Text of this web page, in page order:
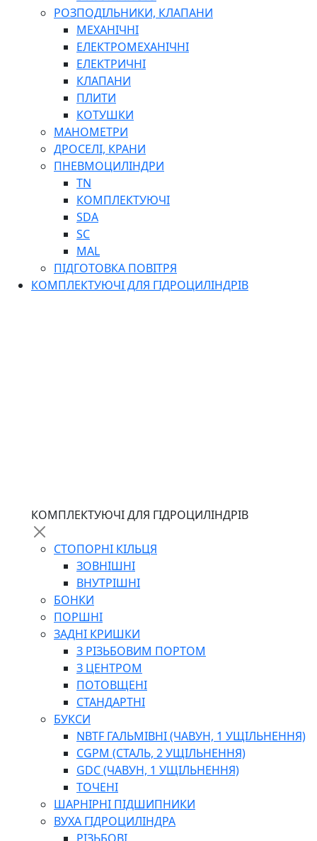
РОЗПОДІЛЬНИКИ, КЛАПАНИ
МЕХАНІЧНІ
ЕЛЕКТРОМЕХАНІЧНІ
ЕЛЕКТРИЧНІ
КЛАПАНИ
ПЛИТИ
КОТУШКИ
МАНОМЕТРИ
ДРОСЕЛІ, КРАНИ
ПНЕВМОЦИЛІНДРИ
TN
КОМПЛЕКТУЮЧІ
SDA
SC
MAL
ПІДГОТОВКА ПОВІТРЯ
КОМПЛЕКТУЮЧІ ДЛЯ ГІДРОЦИЛІНДРІВ
КОМПЛЕКТУЮЧІ ДЛЯ ГІДРОЦИЛІНДРІВ
СТОПОРНІ КІЛЬЦЯ
ЗОВНІШНІ
ВНУТРІШНІ
БОНКИ
ПОРШНІ
ЗАДНІ КРИШКИ
З РІЗЬБОВИМ ПОРТОМ
З ЦЕНТРОМ
ПОТОВЩЕНІ
СТАНДАРТНІ
БУКСИ
NBTF ГАЛЬМІВНІ (ЧАВУН, 1 УЩІЛЬНЕННЯ)
CGPM (СТАЛЬ, 2 УЩІЛЬНЕННЯ)
GDC (ЧАВУН, 1 УЩІЛЬНЕННЯ)
ТОЧЕНІ
ШАРНІРНІ ПІДШИПНИКИ
ВУХА ГІДРОЦИЛІНДРА